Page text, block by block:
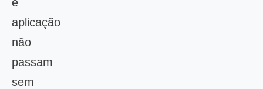
aplicação
não
passam
sem